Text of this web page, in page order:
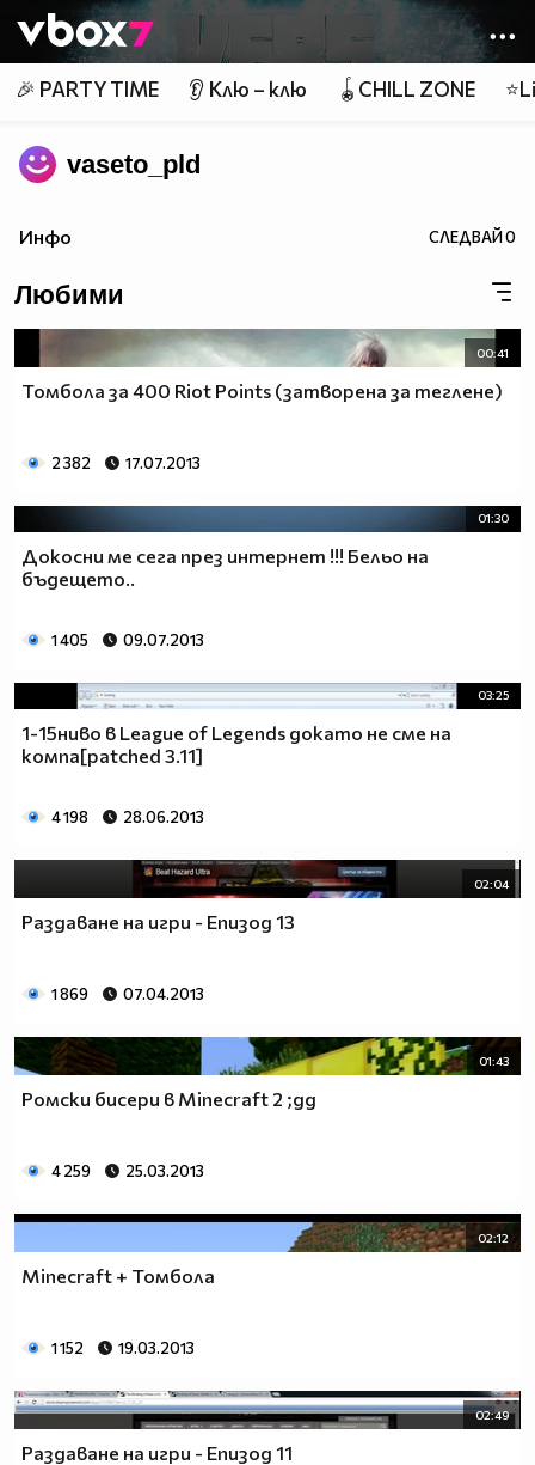
👾
🎉 PARTY TIME 👂 Клю – клю 🪀CHILL ZONE
vaseto_pld
Инфо СЛЕДВАЙ0
Любими
00:41
Томбола за 400 Riot Points (затворена за теглене)
2 382 17.07.2013
01:30
Докосни ме сега през интернет !!! Бельо на
бъдещето..
1 405 09.07.2013
03:25
1-15ниво в League of Legends докато не сме на
компа[patched 3.11]
4 198 28.06.2013
02:04
Раздаване на игри - Епизод 13
1 869 07.04.2013
01:43
Ромски бисери в Minecraft 2 ;дд
4 259 25.03.2013
02:12
Minecraft + Томбола
1 152 19.03.2013
02:49
Раздаване на игри - Епизод 11